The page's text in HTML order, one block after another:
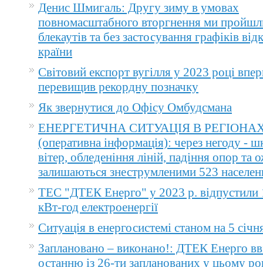
Денис Шмигаль: Другу зиму в умовах
повномасштабного вторгнення ми
блекаутів та без застосування графіків
країни
Світовий експорт вугілля у 2023 році
перевищив рекордну позначку
Як звернутися до Офісу Омбудсмана
ЕНЕРГЕТИЧНА СИТУАЦІЯ В
(оперативна інформація): через негоду -
вітер, обледеніння ліній, падіння опор та
залишаються знеструмленими 523
ТЕС "ДТЕК Енерго" у 2023 р. відпустили
кВт-год електроенергії
Ситуація в енергосистемі станом на 5
Заплановано – виконано!: ДТЕК Енерго
останню із 26-ти запланованих у цьому